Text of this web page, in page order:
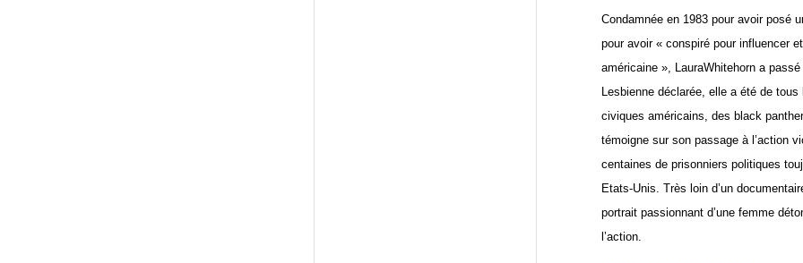
Condamnée en 1983 pour avoir posé
pour avoir « conspiré pour influencer
américaine », LauraWhitehorn a
Lesbienne déclarée, elle a été de
civiques américains, des black
témoigne sur son passage à l’action
centaines de prisonniers politiques
Etats-Unis. Très loin d’un
portrait passionnant d’une femme
l’action.